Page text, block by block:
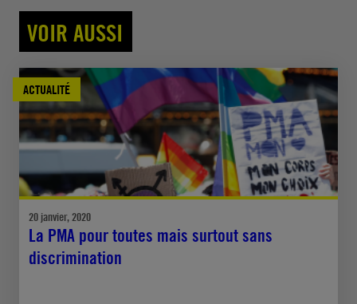
VOIR AUSSI
ACTUALITÉ
20 janvier, 2020
La PMA pour toutes mais surtout sans
discrimination